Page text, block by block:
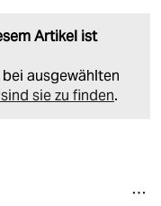
Artikel ist
ausgewählten
sie zu finden.